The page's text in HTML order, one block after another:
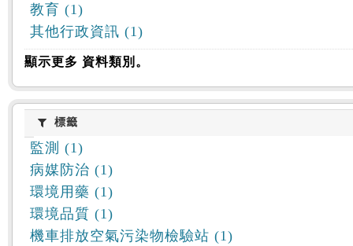
教育 (1)
其他行政資訊 (1)
顯示更多 資料類別。
標籤標籤
監測 (1)
病媒防治 (1)
環境用藥 (1)
環境品質 (1)
機車排放空氣污染物檢驗站 (1)